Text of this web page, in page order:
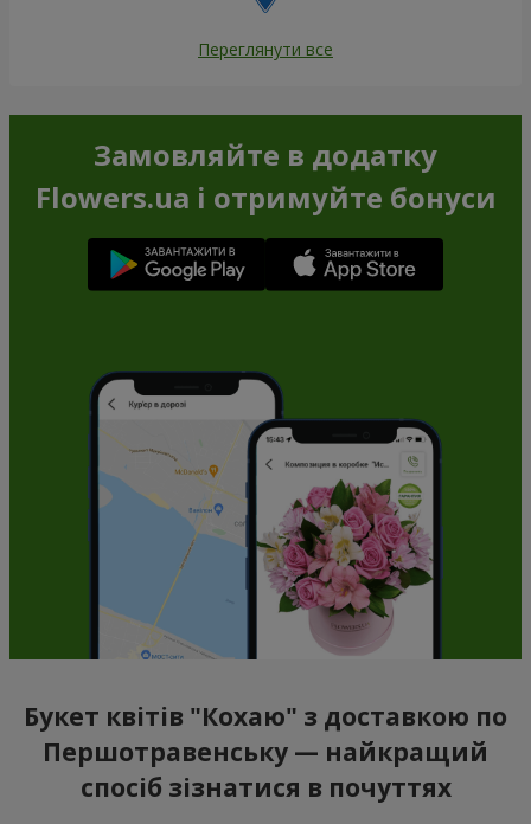
Переглянути все
Замовляйте в додатку
Flowers.ua і отримуйте бонуси
Букет квітів "Кохаю" з доставкою по
Першотравенську — найкращий
спосіб зізнатися в почуттях